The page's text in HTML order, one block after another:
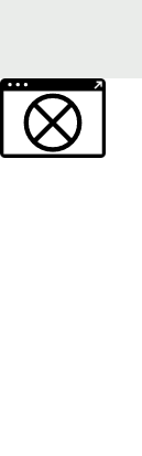
Weitere